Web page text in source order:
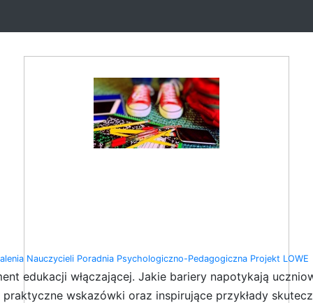
Nauczycieli Poradnia Psychologiczno-Pedagogiczna Projekt LOWE
edukacji włączającej. Jakie bariery napotykają
wskazówki oraz inspirujące przykłady